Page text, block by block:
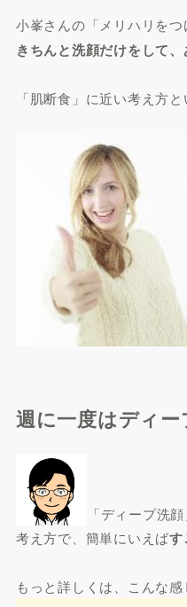
小峯さんの「メリハリを
きちんと洗顔だけをして、
「肌断食」に近い考え方と
週に一度はディー
「ディープ洗
考え方で、簡単にいえばす
もっと詳しくは、こんな感